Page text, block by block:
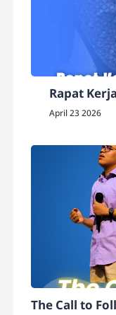
Rapat
April 23 2026
The Call to